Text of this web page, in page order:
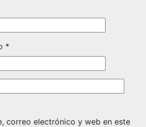
*
correo electrónico y web en este